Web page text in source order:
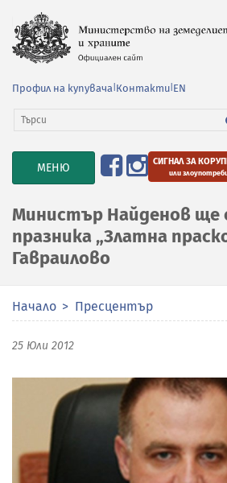
Профил на купувача Контакти EN
TOGGLE
NAVIGATION
МЕНЮ СИГНАЛ ЗА
или
Министър Найденов ще
празника „Златна
Гавраилово
Начало Пресцентър
25 Юли 2012